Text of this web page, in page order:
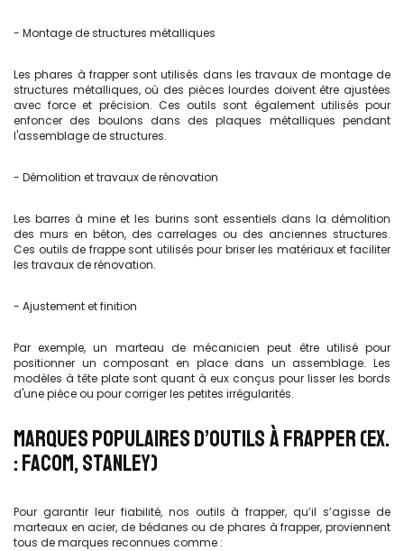
- Montage de structures métalliques
Les phares à frapper sont utilisés dans les travaux de montage de
structures métalliques, où des pièces lourdes doivent être ajustées
avec force et précision. Ces outils sont également utilisés pour
enfoncer des boulons dans des plaques métalliques pendant
l'assemblage de structures.
- Démolition et travaux de rénovation
Les barres à mine et les burins sont essentiels dans la démolition
des murs en béton, des carrelages ou des anciennes structures.
Ces outils de frappe sont utilisés pour briser les matériaux et faciliter
les travaux de rénovation.
- Ajustement et finition
Par exemple, un marteau de mécanicien peut être utilisé pour
positionner un composant en place dans un assemblage. Les
modèles à tête plate sont quant à eux conçus pour lisser les bords
d'une pièce ou pour corriger les petites irrégularités.
MARQUES POPULAIRES D’OUTILS À FRAPPER (EX.
: FACOM, STANLEY)
Pour garantir leur fiabilité, nos outils à frapper, qu’il s’agisse de
marteaux en acier, de bédanes ou de phares à frapper, proviennent
tous de marques reconnues comme :